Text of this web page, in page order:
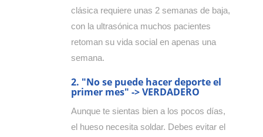
clásica requiere unas 2 semanas de baja,
con la ultrasónica muchos pacientes
retoman su vida social en apenas una
semana.
2. "No se puede hacer deporte el
primer mes" -> VERDADERO
Aunque te sientas bien a los pocos días,
el hueso necesita soldar. Debes evitar el